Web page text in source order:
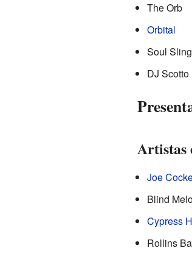
The Orb
Orbital
Soul
DJ Scotto
Artistas
Joe
Blind
Cypress
Rollins